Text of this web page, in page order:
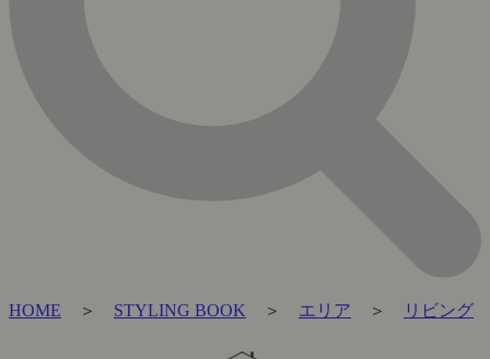
HOME ＞ STYLING BOOK ＞ エリア ＞ リビング